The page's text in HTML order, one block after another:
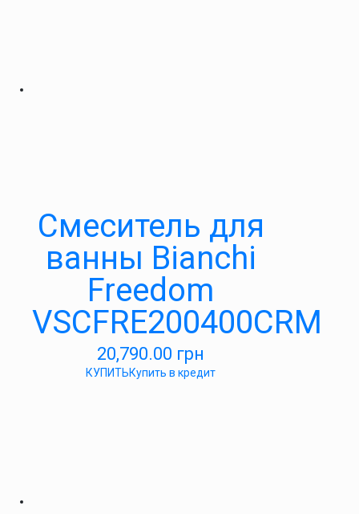
Смеситель для
ванны Bianchi
Freedom
VSCFRE200400CRM
20,790.00 грн
КУПИТЬКупить в кредит